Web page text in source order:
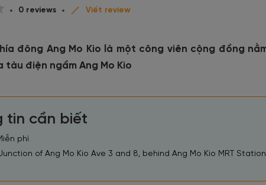
0 reviews Viết review
đông Ang Mo Kio là một công viên cộng đồng
tàu điện ngầm Ang Mo Kio
tin cần biết
phí
of Ang Mo Kio Ave 3 and 8, behind Ang Mo Kio MRT